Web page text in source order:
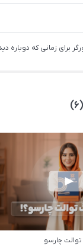
برای زمانی که دوباره
چارسو